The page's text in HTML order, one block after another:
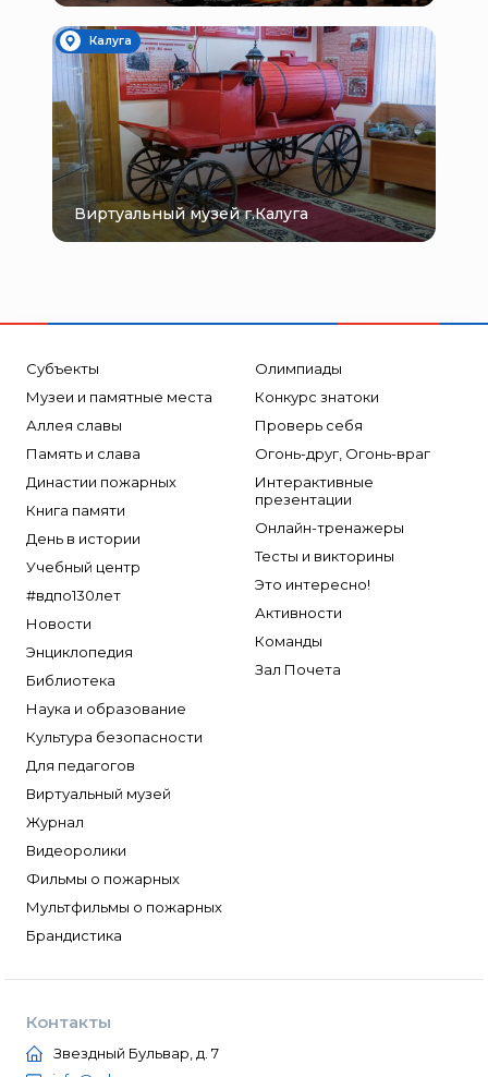
Калуга
Виртуальный музей г.Калуга
Субъекты
Музеи и памятные места
Аллея славы
Память и слава
Династии пожарных
Книга памяти
День в истории
Учебный центр
#вдпо130лет
Новости
Энциклопедия
Библиотека
Наука и образование
Культура безопасности
Для педагогов
Виртуальный музей
Журнал
Видеоролики
Фильмы о пожарных
Мультфильмы о пожарных
Брандистика
Олимпиады
Конкурс знатоки
Проверь себя
Огонь-друг, Огонь-враг
Интерактивные
презентации
Онлайн-тренажеры
Тесты и викторины
Это интересно!
Активности
Команды
Зал Почета
Контакты
Звездный Бульвар, д. 7